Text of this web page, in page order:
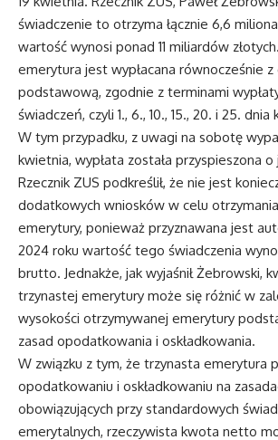
świadczenie to otrzyma łącznie 6,6
wartość wynosi ponad 11 miliardów
emerytura jest wypłacana równocześnie
podstawową, zgodnie z terminami
świadczeń, czyli 1., 6., 10., 15., 20. i 25.
W tym przypadku, z uwagi na sobotę
kwietnia, wypłata została przyspieszona
Rzecznik ZUS podkreślił, że nie jest
dodatkowych wniosków w celu
emerytury, ponieważ przyznawana jest
2024 roku wartość tego świadczenia
brutto. Jednakże, jak wyjaśnił Żebrowski,
trzynastej emerytury może się różnić w
wysokości otrzymywanej emerytury
zasad opodatkowania i oskładkowania.
W związku z tym, że trzynasta emerytura
opodatkowaniu i oskładkowaniu na
obowiązujących przy standardowych
emerytalnych, rzeczywista kwota netto